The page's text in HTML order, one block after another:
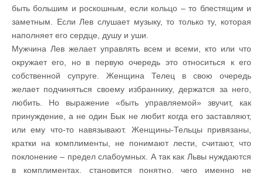
быть большим и роскошным, если кольцо – то блестящим и
заметным. Если Лев слушает музыку, то только ту, которая
наполняет его сердце, душу и уши.
Мужчина Лев желает управлять всем и всеми, кто или что
окружает его, но в первую очередь это относиться к его
собственной супруге. Женщина Телец в свою очередь
желает подчиняться своему избраннику, держатся за него,
любить. Но выражение «быть управляемой» звучит, как
принуждение, а не один Бык не любит когда его заставляют,
или ему что-то навязывают. Женщины-Тельцы привязаны,
кратки на комплименты, не понимают лести, считают, что
поклонение – предел слабоумных. А так как Львы нуждаются
в комплиментах, становится понятно, чего именно не